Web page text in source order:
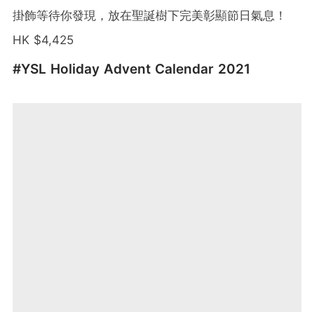
掛飾等待你發現，放在聖誕樹下完美彰顯節日氣息！
HK $4,425
#YSL Holiday Advent Calendar 2021